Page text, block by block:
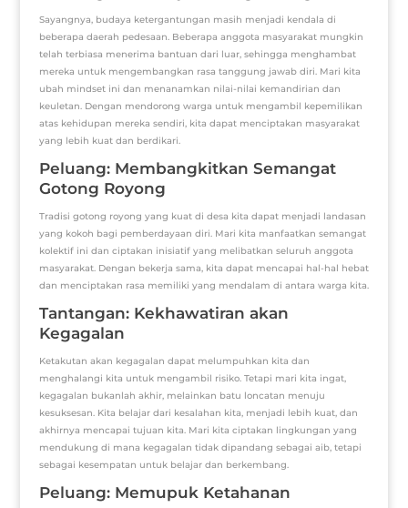
Sayangnya, budaya ketergantungan masih menjadi kendala di
beberapa daerah pedesaan. Beberapa anggota masyarakat mungkin
telah terbiasa menerima bantuan dari luar, sehingga menghambat
mereka untuk mengembangkan rasa tanggung jawab diri. Mari kita
ubah mindset ini dan menanamkan nilai-nilai kemandirian dan
keuletan. Dengan mendorong warga untuk mengambil kepemilikan
atas kehidupan mereka sendiri, kita dapat menciptakan masyarakat
yang lebih kuat dan berdikari.
Peluang: Membangkitkan Semangat
Gotong Royong
Tradisi gotong royong yang kuat di desa kita dapat menjadi landasan
yang kokoh bagi pemberdayaan diri. Mari kita manfaatkan semangat
kolektif ini dan ciptakan inisiatif yang melibatkan seluruh anggota
masyarakat. Dengan bekerja sama, kita dapat mencapai hal-hal hebat
dan menciptakan rasa memiliki yang mendalam di antara warga kita.
Tantangan: Kekhawatiran akan
Kegagalan
Ketakutan akan kegagalan dapat melumpuhkan kita dan
menghalangi kita untuk mengambil risiko. Tetapi mari kita ingat,
kegagalan bukanlah akhir, melainkan batu loncatan menuju
kesuksesan. Kita belajar dari kesalahan kita, menjadi lebih kuat, dan
akhirnya mencapai tujuan kita. Mari kita ciptakan lingkungan yang
mendukung di mana kegagalan tidak dipandang sebagai aib, tetapi
sebagai kesempatan untuk belajar dan berkembang.
Peluang: Memupuk Ketahanan